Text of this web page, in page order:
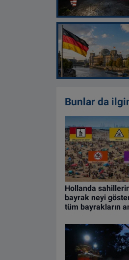
Bunlar da
Hollanda
bayrak neyi
tüm bayrakların